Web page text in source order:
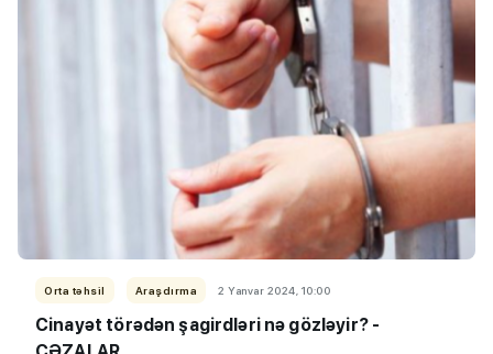
Orta təhsil Araşdırma 2 Yanvar 2024, 10:00
Cinayət törədən şagirdləri nə gözləyir? -